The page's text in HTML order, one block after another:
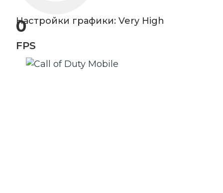
0
FPS
Настройки графики: Very High